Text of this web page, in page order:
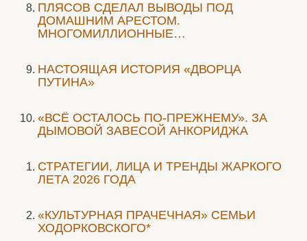
ПЛЯСОВ СДЕЛАЛ ВЫВОДЫ ПОД
ДОМАШНИМ АРЕСТОМ.
МНОГОМИЛЛИОННЫЕ…
НАСТОЯЩАЯ ИСТОРИЯ «ДВОРЦА
ПУТИНА»
«ВСЁ ОСТАЛОСЬ ПО-ПРЕЖНЕМУ». ЗА
ДЫМОВОЙ ЗАВЕСОЙ АНКОРИДЖА
СТРАТЕГИИ, ЛИЦА И ТРЕНДЫ ЖАРКОГО
ЛЕТА 2026 ГОДА
«КУЛЬТУРНАЯ ПРАЧЕЧНАЯ» СЕМЬИ
ХОДОРКОВСКОГО*